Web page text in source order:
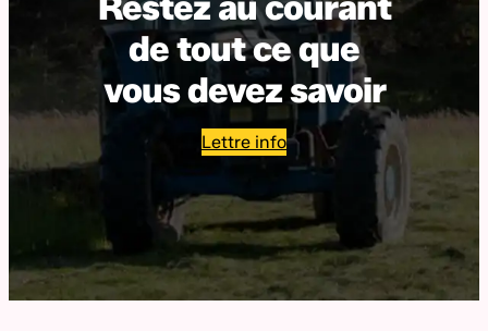
de tout ce que
vous devez savoir
Lettre info